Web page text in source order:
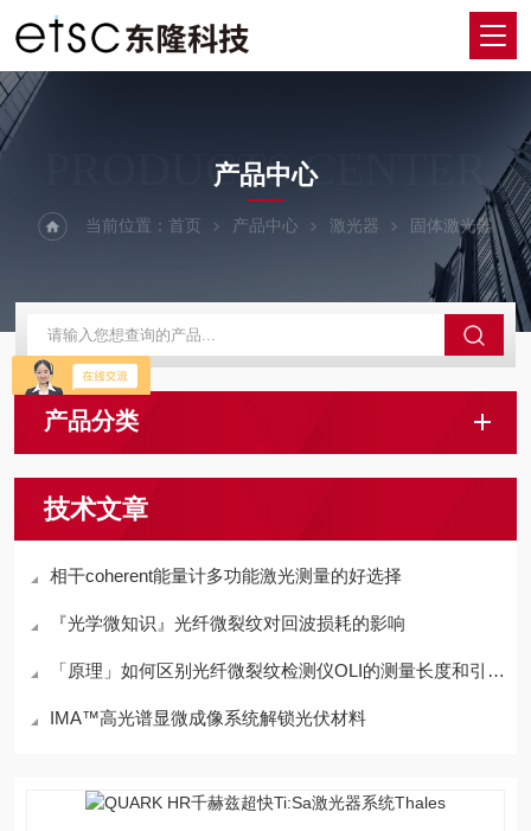
PRODUCTS CENTER
产品中心
当前位置： 首页 产品中心 激光器 固体激光器
产品分类
技术文章
相干coherent能量计多功能激光测量的好选择
『光学微知识』光纤微裂纹对回波损耗的影响
「原理」如何区别光纤微裂纹检测仪OLI的测量长度和引纤长度？
IMA™高光谱显微成像系统解锁光伏材料